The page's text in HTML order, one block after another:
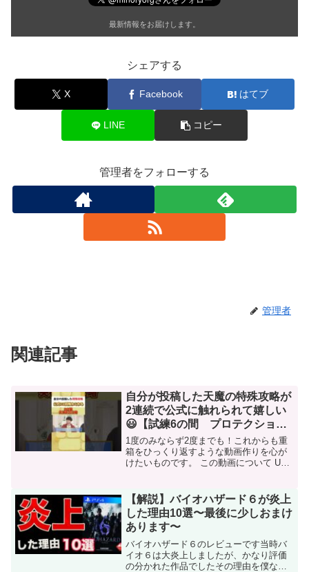
最新情報をお届けします。
シェアする
X Facebook はてブ
LINE コピー
管理者をフォローする
管理者
関連記事
自分が投稿した天魔の特殊攻略が
2連続で公式に触れられて嬉しい
😃【試練6の間 プロテクショ
ン】【空中庭園8の園 失神】 #
モンスターストライク #モンスト
#天魔の孤城
1度のみならず2度までも！これからも重
箱をひっくり返すような動画作りを心が
けたいものです。 この動画について URL
【解説】バイオハザード６が炎上
した理由10選〜最後に少しおまけ
あります〜
バイオハザード６のレビューです当時バ
イオ６は大炎上しましたが、かなり評価
の分かれた作品でしたその理由を僕なり